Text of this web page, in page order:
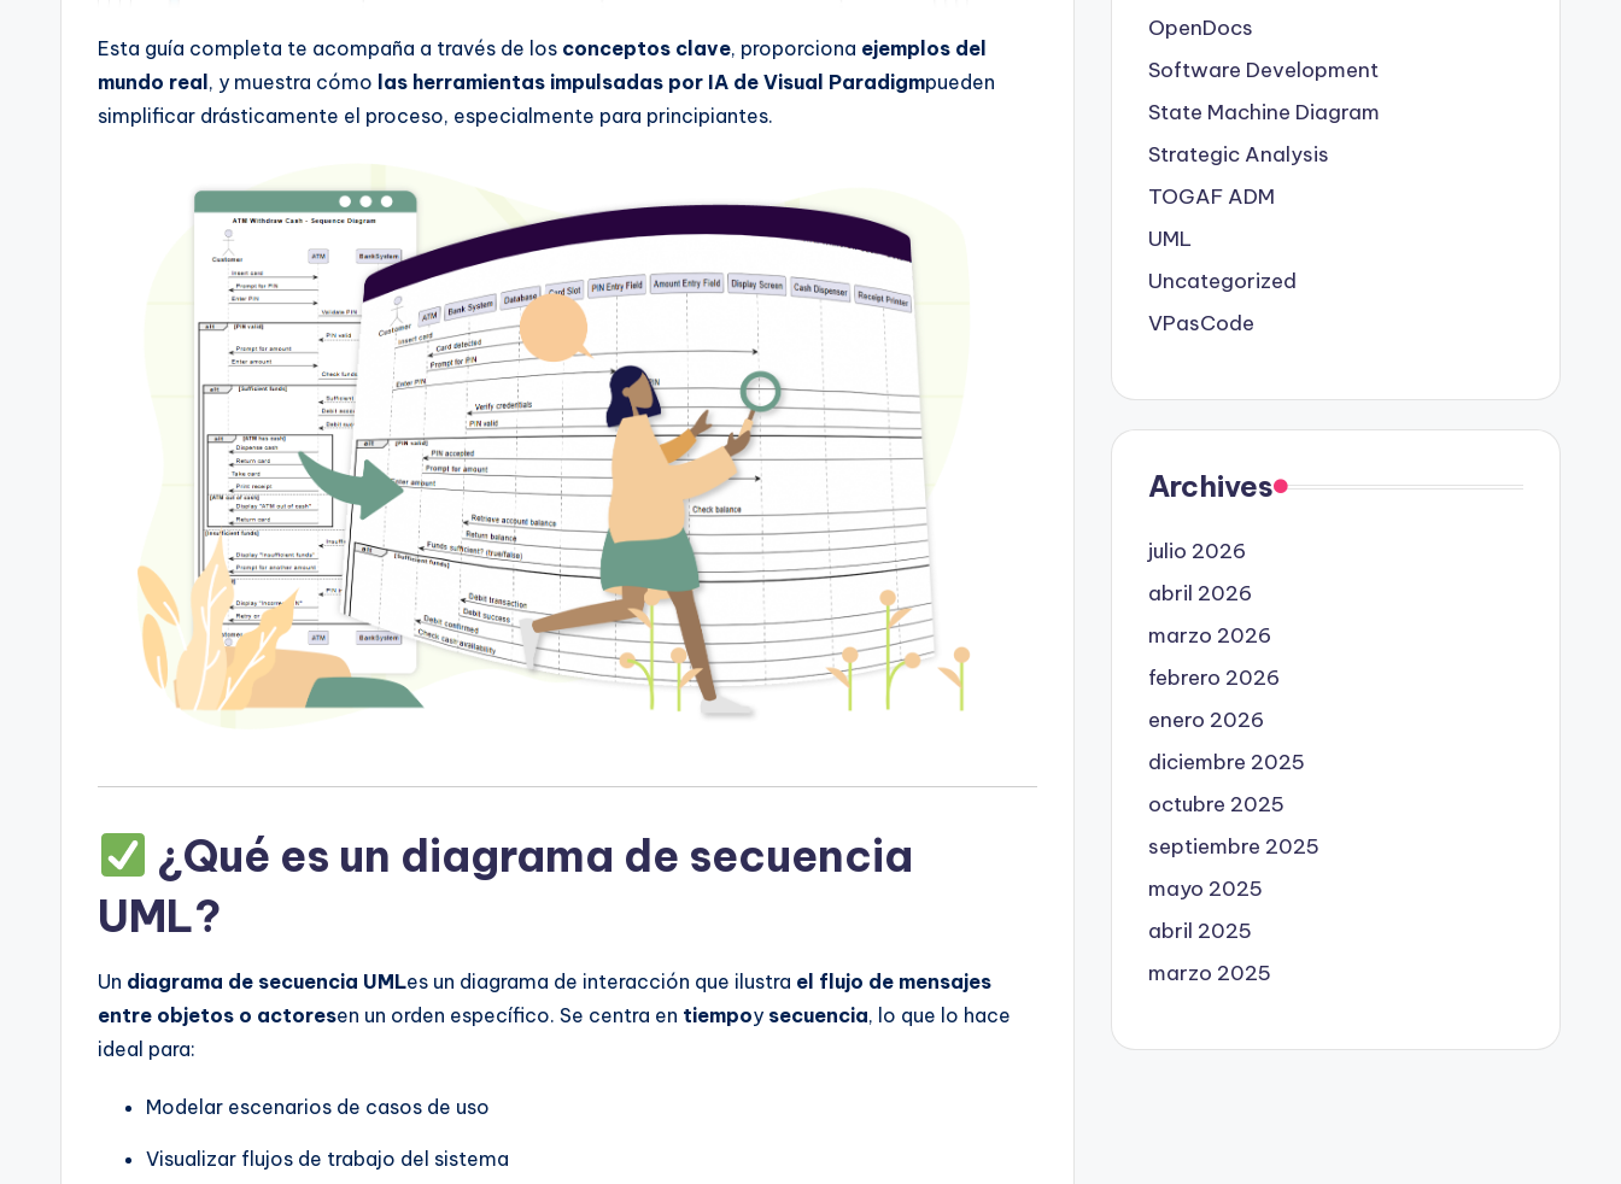
Esta guía completa te acompaña a través de los conceptos clave, proporciona ejemplos del
mundo real , y muestra cómo las herramientas impulsadas por IA de Visual Paradigmpueden
simplificar drásticamente el proceso, especialmente para principiantes.
¿Qué es un diagrama de secuencia
UML?
Un diagrama de secuencia UMLes un diagrama de interacción que ilustra el flujo de mensajes
entre objetos o actoresen un orden específico. Se centra en tiempoy secuencia, lo que lo hace
ideal para:
Modelar escenarios de casos de uso
Visualizar flujos de trabajo del sistema
OpenDocs
Software Development
State Machine Diagram
Strategic Analysis
TOGAF ADM
UML
Uncategorized
VPasCode
Archives
julio 2026
abril 2026
marzo 2026
febrero 2026
enero 2026
diciembre 2025
octubre 2025
septiembre 2025
mayo 2025
abril 2025
marzo 2025